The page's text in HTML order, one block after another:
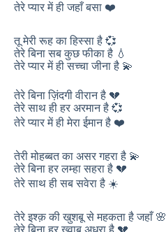
तेरे प्यार में ही जहाँ बसा ❤️
तू मेरी रूह का हिस्सा है 💞
तेरे बिना सब कुछ फीका है 💧
तेरे प्यार में ही सच्चा जीना है 💫
तेरे बिना ज़िंदगी वीरान है 💔
तेरे साथ ही हर अरमान है 💞
तेरे प्यार में ही मेरा ईमान है ❤️
तेरी मोहब्बत का असर गहरा है 💫
तेरे बिना हर लम्हा सहरा है 💔
तेरे साथ ही सब सवेरा है ☀️
तेरे इश्क़ की खुशबू से महकता है जहाँ 🌸
तेरे बिना हर ख्वाब अधूरा है 💔